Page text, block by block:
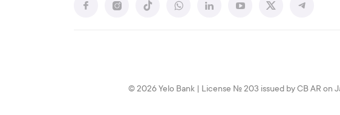
© 2026 Yelo Bank | License № 203 issued by CB AR on